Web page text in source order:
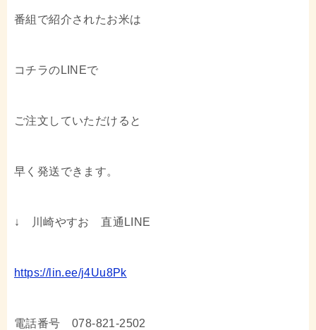
番組で紹介されたお米は
コチラのLINEで
ご注文していただけると
早く発送できます。
↓ 川崎やすお 直通LINE
https://lin.ee/j4Uu8Pk
電話番号 078-821-2502